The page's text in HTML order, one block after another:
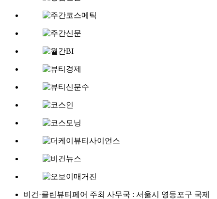
비건·클린뷰티페어 주최 사무국 : 서울시 영등포구 국제